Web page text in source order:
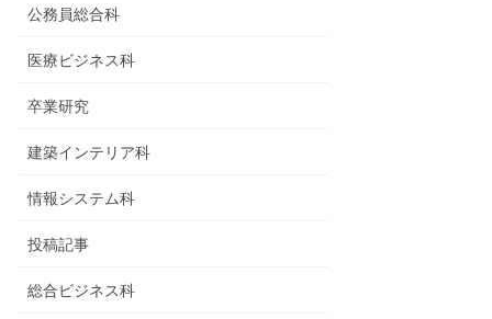
公務員総合科
医療ビジネス科
卒業研究
建築インテリア科
情報システム科
投稿記事
総合ビジネス科